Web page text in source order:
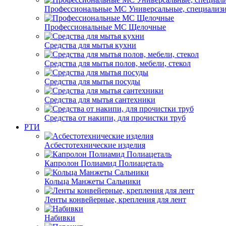
Профессиональные МС Универсальные,
Профессиональные МС Щелочные
Средства для мытья кухни
Средства для мытья полов, мебели, стекол
Средства для мытья посуды
Средства для мытья сантехники
Средства от накипи, для прочистки труб
РТИ
Асбестотехнические изделия
Капролон Полиамид Полиацеталь
Кольца Манжеты Сальники
Ленты конвейерные, крепления для лент
Набивки